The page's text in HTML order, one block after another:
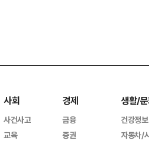
사회
사건사고
교육
경제
금융
증권
생활/
건강정보
자동차/